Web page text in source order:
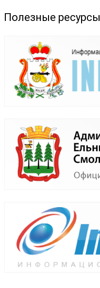
Полезные ресурсы